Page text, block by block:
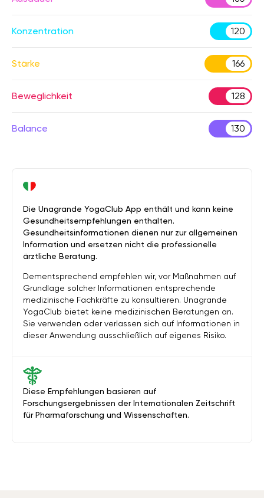
Konzentration 120
Stärke 166
Beweglichkeit 128
Balance 130
Diese Empfehlungen basieren auf
Forschungsergebnissen der Internationalen Zeitschrift
für Pharmaforschung und Wissenschaften.
Die Unagrande YogaClub App enthält und kann keine
Gesundheitsempfehlungen enthalten.
Gesundheitsinformationen dienen nur zur allgemeinen
Information und ersetzen nicht die professionelle
ärztliche Beratung.
Dementsprechend empfehlen wir, vor Maßnahmen auf
Grundlage solcher Informationen entsprechende
medizinische Fachkräfte zu konsultieren. Unagrande
YogaClub bietet keine medizinischen Beratungen an.
Sie verwenden oder verlassen sich auf Informationen in
dieser Anwendung ausschließlich auf eigenes Risiko.